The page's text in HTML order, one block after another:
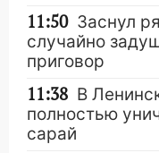
11:50 Заснул
случайно
приговор
11:38 В
полностью
сарай